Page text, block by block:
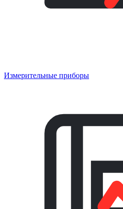
Измерительные приборы